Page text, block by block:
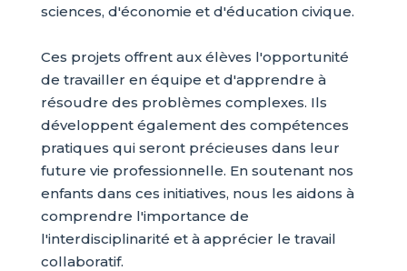
sciences, d'économie et d'éducation civique.
Ces projets offrent aux élèves l'opportunité
de travailler en équipe et d'apprendre à
résoudre des problèmes complexes. Ils
développent également des compétences
pratiques qui seront précieuses dans leur
future vie professionnelle. En soutenant nos
enfants dans ces initiatives, nous les aidons à
comprendre l'importance de
l'interdisciplinarité et à apprécier le travail
collaboratif.